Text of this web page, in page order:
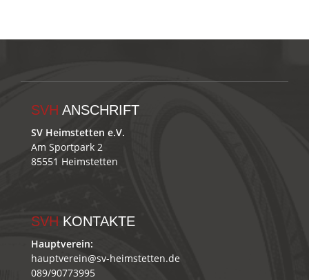
SVH ANSCHRIFT
SV Heimstetten e.V.
Am Sportpark 2
85551 Heimstetten
SVH KONTAKTE
Hauptverein:
hauptverein@sv-heimstetten.de
089/90773995